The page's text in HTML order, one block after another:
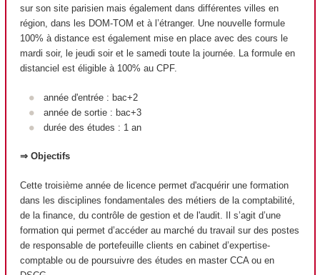
sur son site parisien mais également dans différentes villes en
région, dans les DOM-TOM et à l’étranger. Une nouvelle formule
100% à distance est également mise en place avec des cours le
mardi soir, le jeudi soir et le samedi toute la journée. La formule en
distanciel est éligible à 100% au CPF.
année d'entrée : bac+2
année de sortie : bac+3
durée des études : 1 an
⇒ Objectifs
Cette troisième année de licence permet d'acquérir une formation
dans les disciplines fondamentales des métiers de la comptabilité,
de la finance, du contrôle de gestion et de l'audit. Il s’agit d’une
formation qui permet d’accéder au marché du travail sur des postes
de responsable de portefeuille clients en cabinet d’expertise-
comptable ou de poursuivre des études en master CCA ou en